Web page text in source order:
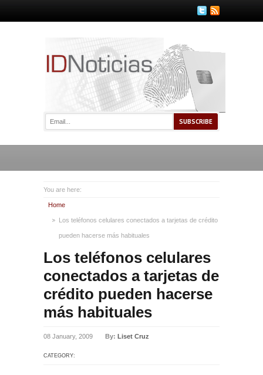
You are here:
Home
Los teléfonos celulares conectados a tarjetas de crédito
pueden hacerse más habituales
Los teléfonos celulares
conectados a tarjetas de
crédito pueden hacerse
más habituales
08 January, 2009 By: Liset Cruz
CATEGORY: